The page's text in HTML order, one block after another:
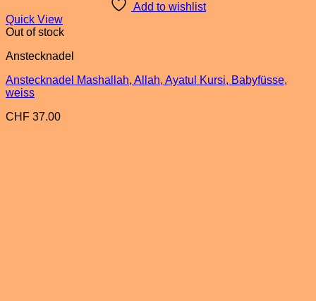
Add to wishlist
Quick View
Out of stock
Anstecknadel
Anstecknadel Mashallah, Allah, Ayatul Kursi, Babyfüsse,
weiss
CHF 37.00